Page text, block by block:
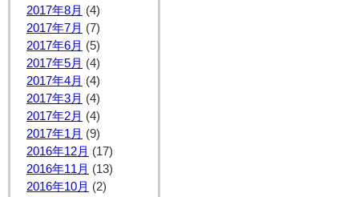
2017年8月 (4)
2017年7月 (7)
2017年6月 (5)
2017年5月 (4)
2017年4月 (4)
2017年3月 (4)
2017年2月 (4)
2017年1月 (9)
2016年12月 (17)
2016年11月 (13)
2016年10月 (2)